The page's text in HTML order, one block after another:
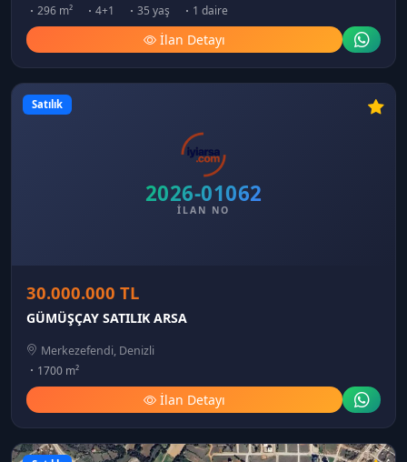
296 m² 4+1 35 yaş 1 daire
İlan Detayı
2026-01062
İLAN NO
Satılık
30.000.000 TL
GÜMÜŞÇAY SATILIK ARSA
Merkezefendi, Denizli
1700 m²
İlan Detayı